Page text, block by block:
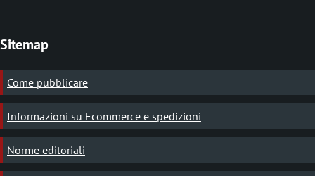
Sitemap
Come pubblicare
Informazioni su Ecommerce e spedizioni
Norme editoriali